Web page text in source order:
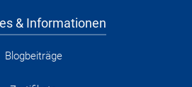
& Informationen
Blogbeiträge